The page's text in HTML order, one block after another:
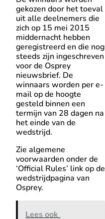
gekozen door het toeval
uit alle deelnemers die
zich op 15 mei 2015
middernacht hebben
geregistreerd en die nog
steeds zijn ingeschreven
voor de Osprey
nieuwsbrief. De
winnaars worden per e-
mail op de hoogte
gesteld binnen een
termijn van 28 dagen na
het einde van de
wedstrijd.
Zie algemene
voorwaarden onder de
‘Official Rules’ link op de
wedstrijdpagina van
Osprey.
Lees ook